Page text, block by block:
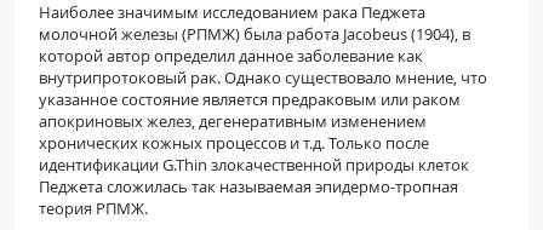
Наиболее значимым исследованием рака Педжета
молочной железы (РПМЖ) была работа Jacobeus (1904), в
которой автор определил данное заболевание как
внутрипротоковый рак. Однако существовало мнение, что
указанное состояние является предраковым или раком
апокриновых желез, дегенеративным изменением
хронических кожных процессов и т.д. Только после
идентифи­кации G.Thin злокачественной природы клеток
Педжета сложилась так называемая эпидермо-тропная
теория РПМЖ.